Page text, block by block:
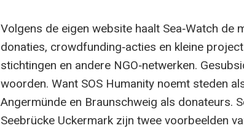
Volgens de eigen website haalt Sea‑Watch de
donaties, crowdfunding‑acties en kleine
stichtingen en andere NGO‑netwerken.
woorden. Want SOS Humanity noemt steden
Angermünde en Braunschweig als donateurs.
Seebrücke Uckermark zijn twee voorbeelden